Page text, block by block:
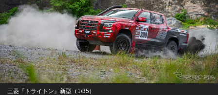
三菱『トライトン』新型（1/35）